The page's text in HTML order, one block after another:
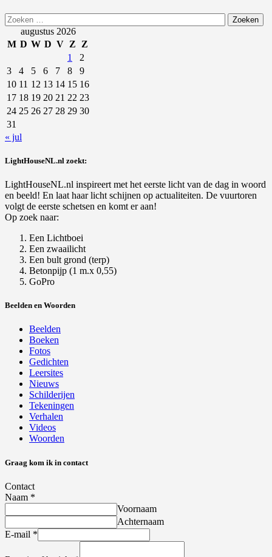
Zoeken
naar:augustus 2026
M D W D V Z
Z
1
2
3
4 5 6 7 8
9
10 11 12 13 14 15 16
17 18 19 20 21 22 23
24 25 26 27 28 29 30
31
« jul
LightHouseNL.nl zoekt:
LightHouseNL.nl inspireert met het eerste licht van de dag in woord
en beeld! En laat haar licht schijnen op actualiteiten. De vuurtoren
volgt de eerste schetsen en komt er aan!
Op zoek naar:
Een Lichtboei
Een zwaailicht
Een bult grond (terp)
Betonpijp (1 m.x 0,55)
GoPro
Beelden en Woorden
Beelden
Boeken
Fotos
Gedichten
Leersites
Nieuws
Schilderijen
Tekeningen
Verhalen
Videos
Woorden
Graag kom ik in contact
Contact
Naam *
Voornaam
Achternaam
E-mail *